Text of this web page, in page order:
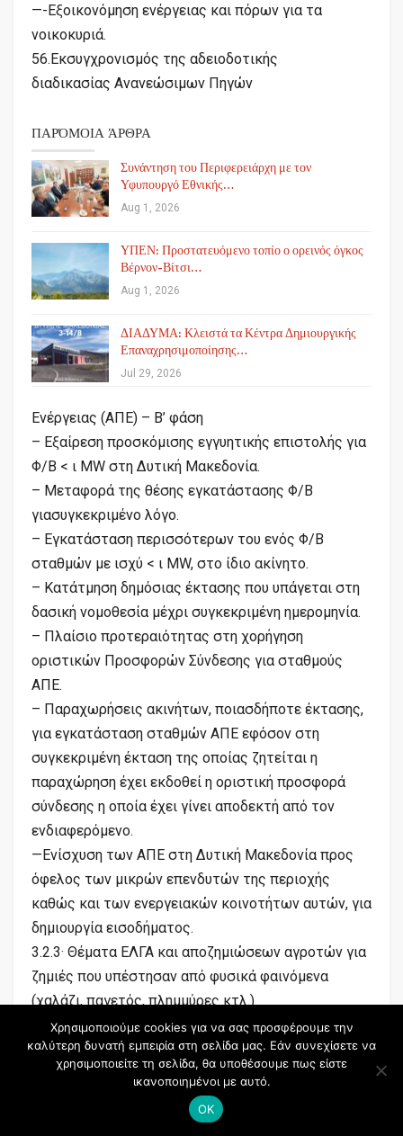
—-Εξοικονόμηση ενέργειας και πόρων για τα
νοικοκυριά.
56.Εκσυγχρονισμός της αδειοδοτικής
διαδικασίας Ανανεώσιμων Πηγών
ΠΑΡΌΜΟΙΑ ΆΡΘΡΑ
Συνάντηση του Περιφερειάρχη με τον
Υφυπουργό Εθνικής…
Aug 1, 2026
ΥΠΕΝ: Προστατευόμενο τοπίο ο ορεινός όγκος
Βέρνον-Βίτσι…
Aug 1, 2026
ΔΙΑΔΥΜΑ: Κλειστά τα Κέντρα Δημιουργικής
Επαναχρησιμοποίησης…
Jul 29, 2026
Ενέργειας (ΑΠΕ) – Β’ φάση
– Εξαίρεση προσκόμισης εγγυητικής επιστολής για
Φ/Β < ι MW στη Δυτική Μακεδονία.
– Μεταφορά της θέσης εγκατάστασης Φ/Β
γιασυγκεκριμένο λόγο.
– Εγκατάσταση περισσότερων του ενός Φ/Β
σταθμών με ισχύ < ι MW, στο ίδιο ακίνητο.
– Κατάτμηση δημόσιας έκτασης που υπάγεται στη
δασική νομοθεσία μέχρι συγκεκριμένη ημερομηνία.
– Πλαίσιο προτεραιότητας στη χορήγηση
οριστικών Προσφορών Σύνδεσης για σταθμούς
ΑΠΕ.
– Παραχωρήσεις ακινήτων, ποιασδήποτε έκτασης,
για εγκατάσταση σταθμών ΑΠΕ εφόσον στη
συγκεκριμένη έκταση της οποίας ζητείται η
παραχώρηση έχει εκδοθεί η οριστική προσφορά
σύνδεσης η οποία έχει γίνει αποδεκτή από τον
ενδιαφερόμενο.
—Ενίσχυση των ΑΠΕ στη Δυτική Μακεδονία προς
όφελος των μικρών επενδυτών της περιοχής
καθώς και των ενεργειακών κοινοτήτων αυτών, για
δημιουργία εισοδήματος.
3.2.3· Θέματα ΕΛΓΑ και αποζημιώσεων αγροτών για
ζημιές που υπέστησαν από φυσικά φαινόμενα
(χαλάζι, παγετός, πλημμύρες κτλ.)
Καθ’ όλη τη διάρκεια της Βουλευτικής μου θητείας
ήμουν δίπλα στους αγρότες
(συμπεριλαμβανομένων των μελισσοκόμων) με την
έγκαιρη, αξιόπιστη και έγκυρη ενημέρωση που
παρείχα στα θέματα οικονομικής λειτουργίας των
Χρησιμοποιούμε cookies για να σας προσφέρουμε την
καλύτερη δυνατή εμπειρία στη σελίδα μας. Εάν συνεχίσετε να
χρησιμοποιείτε τη σελίδα, θα υποθέσουμε πως είστε
ικανοποιημένοι με αυτό.
OK